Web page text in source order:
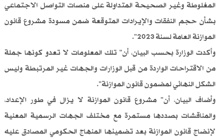
المغلوطة وغير الصحيحة المتداولة على منصات التواصل الاجتماعي
بشأن حجم النفقات والإيرادات المتوقعة ضمن مسودة مشروع قانون
الموازنة العامة لسنة 2023".
وأكدت الوزارة بحسب البيان، أن" تلك المعلومات لا تعدو كونها جملة
من الاقتراحات الواردة من قبل الوزارات والجهات غير المرتبطة وليس
الشكل النهائي لمضمون قانون الموازنة".
وأضاف البيان، أن" مشروع قانون الموازنة لا يزال في طور الإعداد،
والمناقشات بصددها مستمرة مع مختلف الجهات الرسمية المعنية
لإنضاج قانون الموازنة بعد تضمينها المنهاج الحكومي المصادق عليه